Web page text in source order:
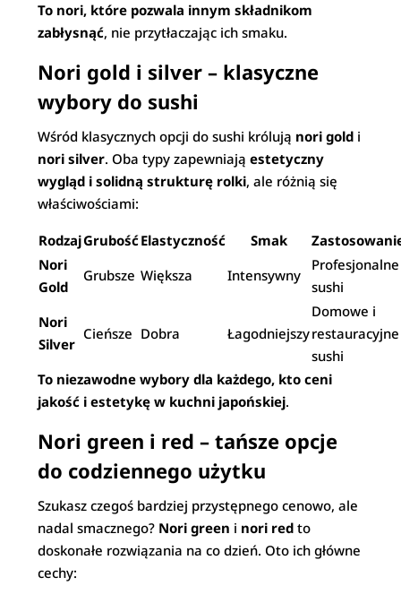
To nori, które pozwala innym składnikom
zabłysnąć, nie przytłaczając ich smaku.
Nori gold i silver – klasyczne
wybory do sushi
Wśród klasycznych opcji do sushi królują nori gold i
nori silver. Oba typy zapewniająestetyczny
wygląd i solidną strukturę rolki, ale różnią się
właściwościami:
RodzajGrubośćElastyczność Smak
Nori
Gold
Grubsze Większa Intensywny
Profesjonalne
sushi
Nori
Silver
Cieńsze Dobra Łagodniejszy
Domowe i
restauracyjne
sushi
To niezawodne wybory dla każdego, kto ceni
jakość i estetykę w kuchni japońskiej.
Nori green i red – tańsze opcje
do codziennego użytku
Szukasz czegoś bardziej przystępnego cenowo, ale
nadal smacznego? Nori green i nori red to
doskonałe rozwiązania na co dzień. Oto ich główne
cechy: